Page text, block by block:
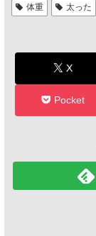
体重 太った
X
Pocket